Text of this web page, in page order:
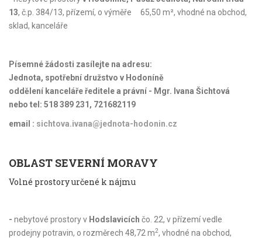
13, č.p. 384/13, přízemí, o výměře 65,50 m², vhodné na obchod,
sklad, kanceláře
Písemné žádosti zasílejte na adresu:
Jednota, spotřební družstvo v Hodoníně
oddělení kanceláře ředitele a právní - Mgr. Ivana Šichtová
nebo tel: 518 389 231, 721682119
email : sichtova.ivana@jednota-hodonin.cz
OBLAST SEVERNÍ MORAVY
Volné prostory určené k nájmu
- nebytové prostory v Hodslavicích čo. 22, v přízemí vedle
prodejny potravin, o rozměrech 48,72 m2, vhodné na obchod,